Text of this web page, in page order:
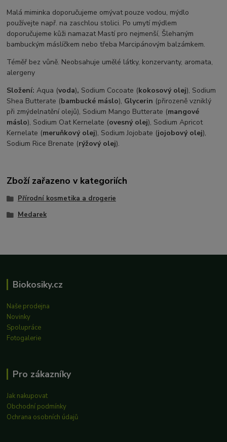
Malá miminka doporučujeme omývat pouze vodou, mýdlo
používejte např. na zaschlou stolici. Po umytí mýdlem
doporučujeme kůži namazat Mastí pro nejmenší, Šlehaným
bambuckým máslíčkem nebo třeba Marcipánovým balzámkem.
Téměř bez vůně. Neobsahuje umělé látky, konzervanty, aromata,
alergeny
Složení:Aqua (voda), Sodium Cocoate (kokosový olej), Sodium
Shea Butterate (bambucké máslo), Glycerin (přirozeně vzniklý
při zmýdelnatění olejů), Sodium Mango Butterate (mangové
máslo), Sodium Oat Kernelate (ovesný olej), Sodium Apricot
Kernelate (meruňkový olej), Sodium Jojobate (jojobový olej),
Sodium Rice Brenate (rýžový olej).
Zboží zařazeno v kategoriích
Přírodní kosmetika a drogerie
Medarek
Biokosiky.cz
Naše prodejna
Novinky
Spolupráce
Fotogalerie
Pro zákazníky
Jak nakupovat
Obchodní podmínky
Ochrana osobních údajů